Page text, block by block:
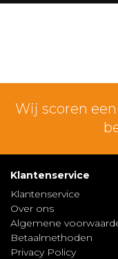
Wij scoren een
Klantenservice
Klantenservice
Over ons
Algemene
Betaalmethoden
Privacy Policy